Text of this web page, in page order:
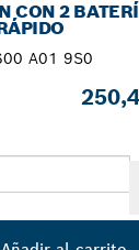
CON 2
A01 9S0